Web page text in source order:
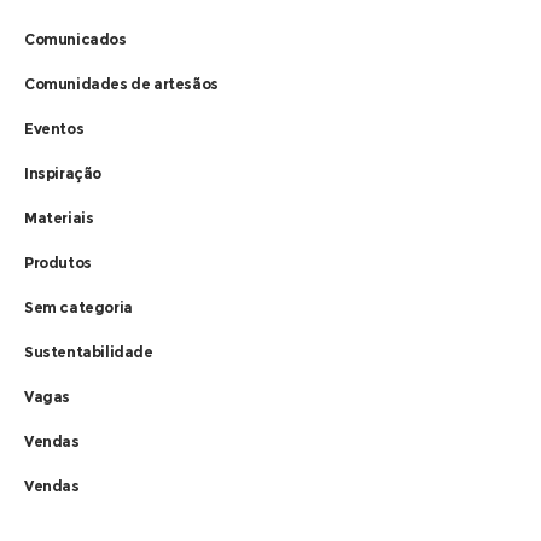
Comunicados
Comunidades de artesãos
Eventos
Inspiração
Materiais
Produtos
Sem categoria
Sustentabilidade
Vagas
Vendas
Vendas